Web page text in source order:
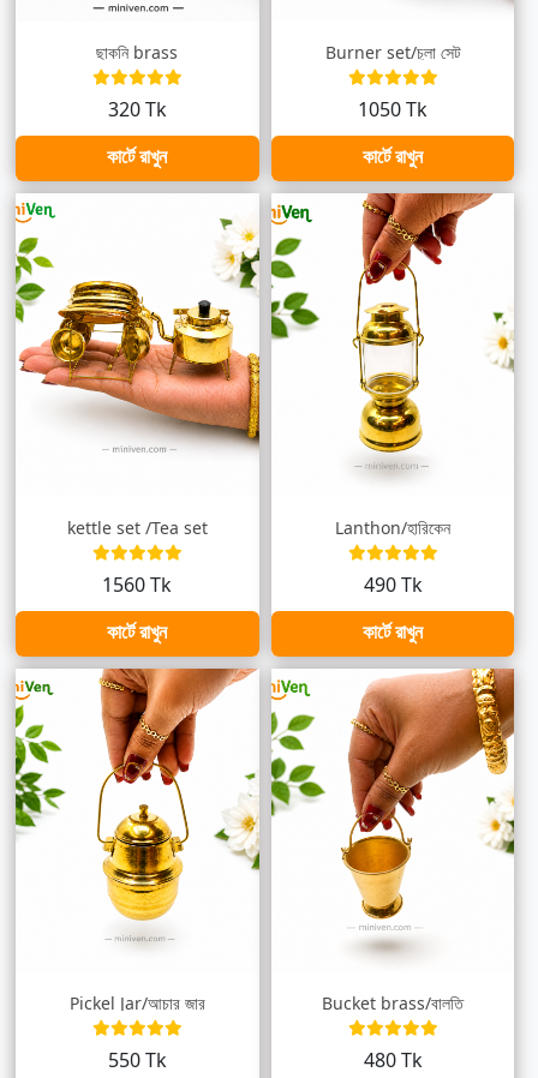
ছাকনি brass
320 Tk
কার্টে রাখুন
Burner set/চুলা সেট
1050 Tk
কার্টে রাখুন
kettle set /Tea set
1560 Tk
কার্টে রাখুন
Lanthon/হারিকেন
490 Tk
কার্টে রাখুন
Pickel Jar/আচার জার
550 Tk
Bucket brass/বালতি
480 Tk